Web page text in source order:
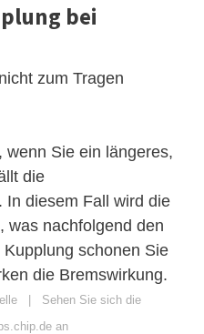
bei
zum Tragen
wenn Sie ein längeres,
die
In diesem Fall wird die
was nachfolgend den
schonen Sie
die Bremswirkung.
| Sehen Sie sich die
an